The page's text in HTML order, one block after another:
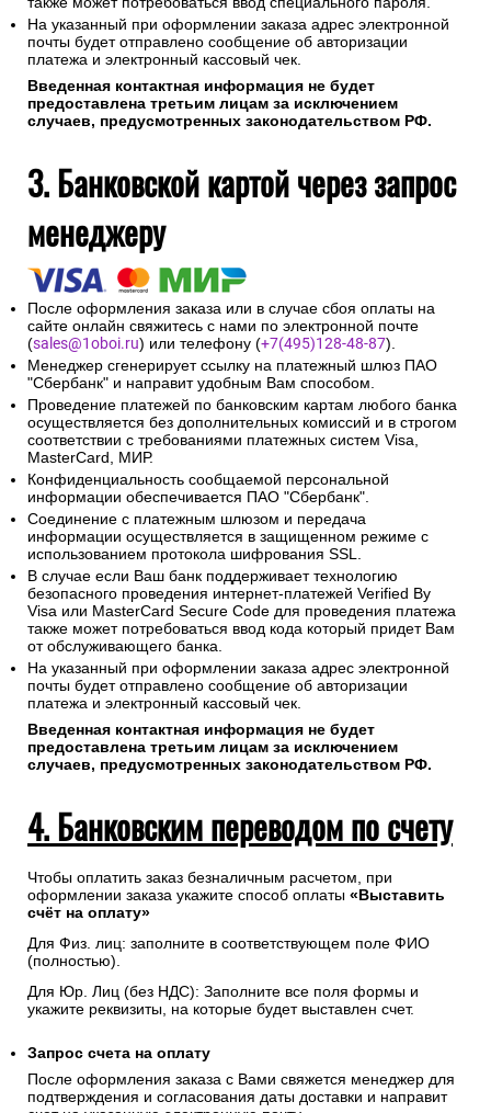
На указанный при оформлении заказа адрес электронной
почты будет отправлено сообщение об авторизации
платежа и электронный кассовый чек.
Введенная контактная информация не будет
предоставлена третьим лицам за исключением
случаев, предусмотренных законодательством РФ.
3. Банковской картой через запрос
менеджеру
После оформления заказа или в случае сбоя оплаты на
сайте онлайн свяжитесь с нами по электронной почте
(sales@1oboi.ru) или телефону (+7(495)128-48-87).
Менеджер сгенерирует ссылку на платежный шлюз ПАО
"Сбербанк" и направит удобным Вам способом.
Проведение платежей по банковским картам любого банка
осуществляется без дополнительных комиссий и в строгом
соответствии с требованиями платежных систем Visa,
MasterCard, МИР.
Конфиденциальность сообщаемой персональной
информации обеспечивается ПАО "Сбербанк".
Соединение с платежным шлюзом и передача
информации осуществляется в защищенном режиме с
использованием протокола шифрования SSL.
В случае если Ваш банк поддерживает технологию
безопасного проведения интернет-платежей Verified By
Visa или MasterCard Secure Code для проведения платежа
также может потребоваться ввод кода который придет Вам
от обслуживающего банка.
На указанный при оформлении заказа адрес электронной
почты будет отправлено сообщение об авторизации
платежа и электронный кассовый чек.
Введенная контактная информация не будет
предоставлена третьим лицам за исключением
случаев, предусмотренных законодательством РФ.
4. Банковским переводом по счету
Чтобы оплатить заказ безналичным расчетом, при
оформлении заказа укажите способ оплаты «Выставить
счёт на оплату»
Для Физ. лиц: заполните в соответствующем поле ФИО
(полностью).
Для Юр. Лиц (без НДС): Заполните все поля формы и
укажите реквизиты, на которые будет выставлен счет.
Запрос счета на оплату
После оформления заказа с Вами свяжется менеджер для
подтверждения и согласования даты доставки и направит